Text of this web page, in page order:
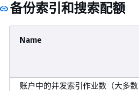
备份索引和搜索配额
Name
账户中的并发索引作业数（大多数